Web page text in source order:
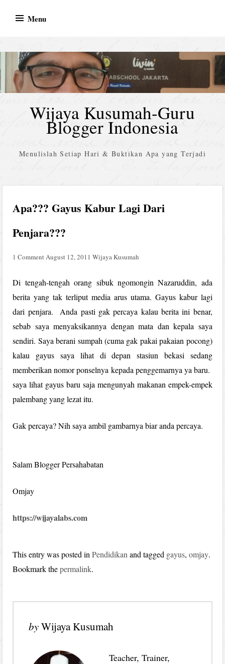
Menu
Wijaya Kusumah-Guru
Blogger Indonesia
Menulislah Setiap Hari & Buktikan Apa yang Terjadi
Apa??? Gayus Kabur Lagi Dari
Penjara???
1 Comment August 12, 2011 Wijaya Kusumah
Di tengah-tengah orang sibuk ngomongin Nazaruddin, ada
berita yang tak terliput media arus utama. Gayus kabur lagi
dari penjara. Anda pasti gak percaya kalau berita ini benar,
sebab saya menyaksikannya dengan mata dan kepala saya
sendiri. Saya berani sumpah (cuma gak pakai pakaian pocong)
kalau gayus saya lihat di depan stasiun bekasi sedang
memberikan nomor ponselnya kepada penggemarnya ya baru.
saya lihat gayus baru saja mengunyah makanan empek-empek
palembang yang lezat itu.
Gak percaya? Nih saya ambil gambarnya biar anda percaya.
Salam Blogger Persahabatan
Omjay
https://wijayalabs.com
This entry was posted inPendidikan and tagged gayus,omjay.
Bookmark thepermalink.
byWijaya Kusumah
Teacher, Trainer,